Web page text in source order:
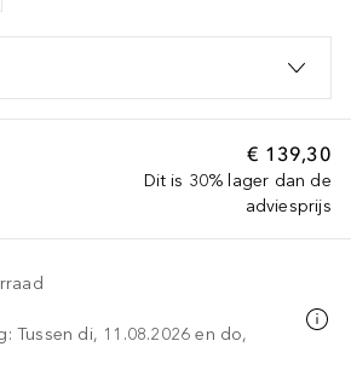
€ 139,30
Dit is 30% lager dan de
adviesprijs
Tussen di, 11.08.2026 en do,